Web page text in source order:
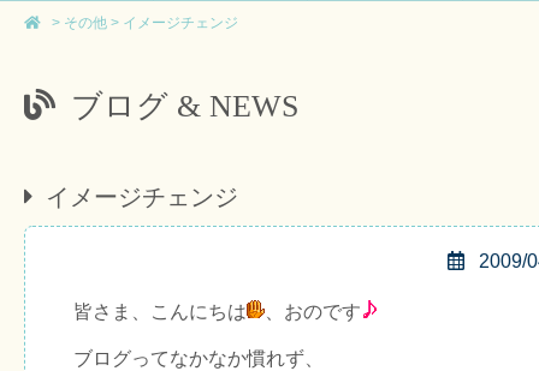
> その他 > イメージチェンジ
ブログ & NEWS
イメージチェンジ
2009/
皆さま、こんにちは 、おのです
ブログってなかなか慣れず、